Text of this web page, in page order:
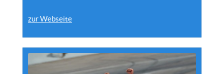
zur Webseite